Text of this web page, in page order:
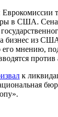
в США.
бизнес из
его мнению,
к